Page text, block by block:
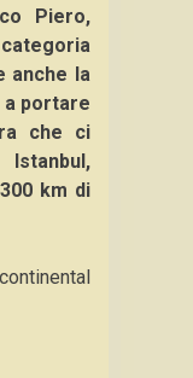
Piero,
anche la
portare
che ci
km di